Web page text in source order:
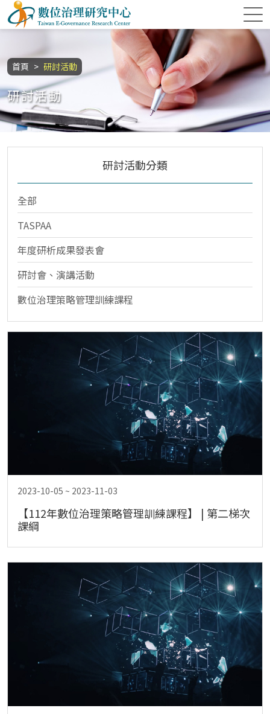
跳到主要內容區塊
數位治理研究中心
首頁 研討活動
:::
研討活動
研討活動分類
全部
TASPAA
年度研析成果發表會
研討會、演講活動
數位治理策略管理訓練課程
2023-10-05 ~ 2023-11-03
【112年數位治理策略管理訓練課程】 | 第二梯次
課綱